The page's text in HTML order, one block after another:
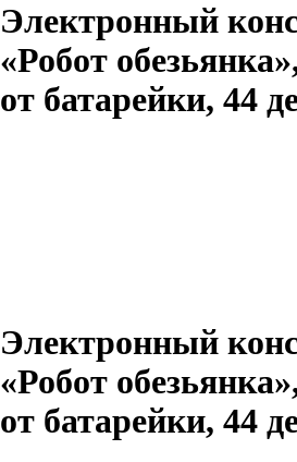
Электронный
«Робот
от батарейки, 44
Электронный
«Робот
от батарейки, 44